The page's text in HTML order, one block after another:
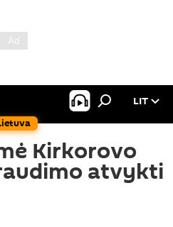
LIT
Kirkorovo
atvykti